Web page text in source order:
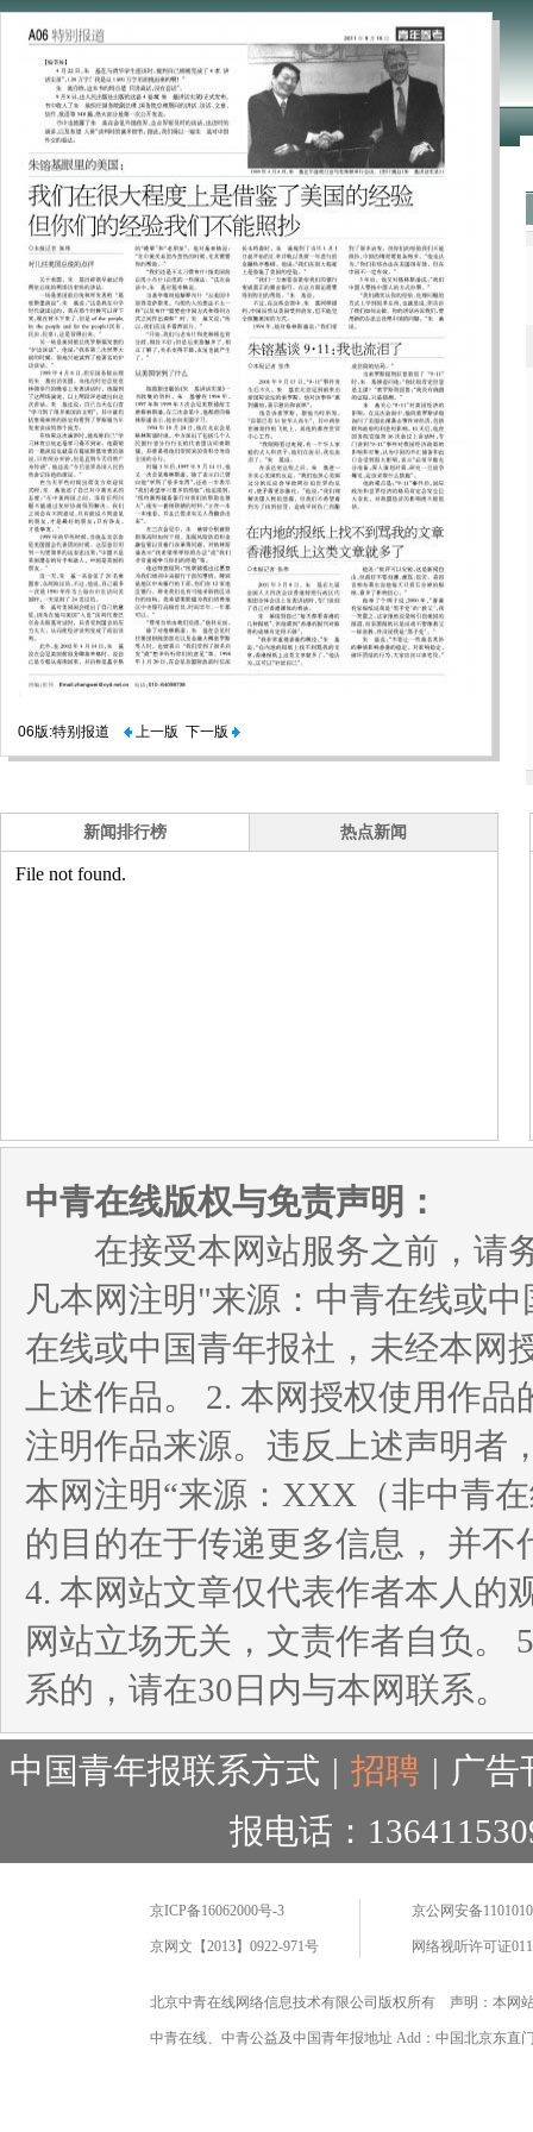
06版:特别报道 上一版 下一版
新闻排行榜 热点新闻
中青在线版权与免责声明：
在接受本网站服务之前，请务
凡本网注明"来源：中青在线或
在线或中国青年报社，未经本网
上述作品。 2. 本网授权使用作
注明作品来源。违反上述声明者
本网注明“来源：XXX（非中青
的目的在于传递更多信息， 并
4. 本网站文章仅代表作者本人的
网站立场无关，文责作者自负。
系的，请在30日内与本网联系。
中国青年报联系方式 | 招聘 | 广告
报电话：
京ICP备16062000号-3
京网文【2013】0922-971号
京公网安备
网络视听许可证
北京中青在线网络信息技术有限公司版权所有 声明：本网
中青在线、中青公益及中国青年报地址 Add：中国北京东直